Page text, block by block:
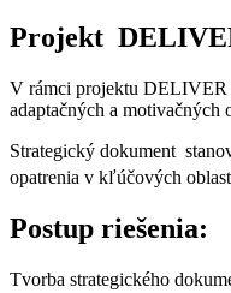
Projekt
V rámci projektu DELIVER
adaptačných a motivačných
Strategický dokument
opatrenia v kľúčových
Postup riešenia:
Tvorba strategického